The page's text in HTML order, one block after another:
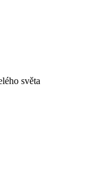
světa